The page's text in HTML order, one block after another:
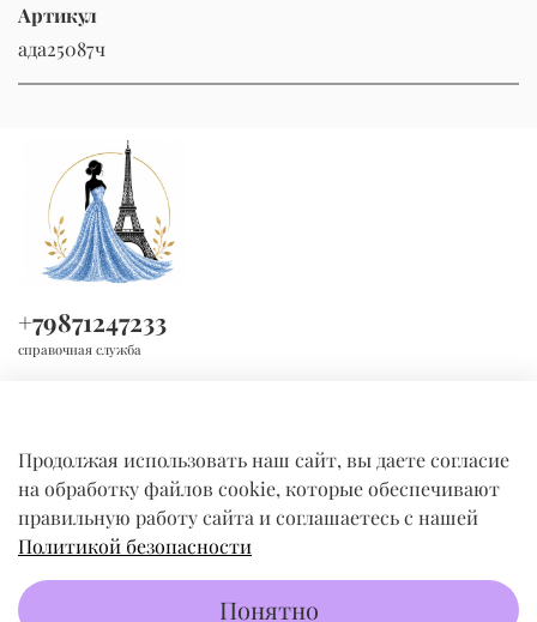
Артикул
ада25087ч
КОМПАНИЯ
+79871247233
справочная служба
Продолжая использовать наш сайт, вы даете согласие
на обработку файлов cookie, которые обеспечивают
правильную работу сайта и соглашаетесь с нашей
Политикой безопасности
Понятно